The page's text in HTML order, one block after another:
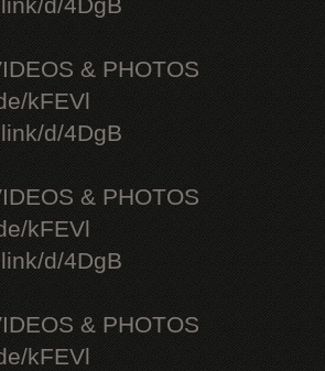
d/4DgB
& PHOTOS
kFEVl
d/4DgB
& PHOTOS
kFEVl
d/4DgB
& PHOTOS
kFEVl